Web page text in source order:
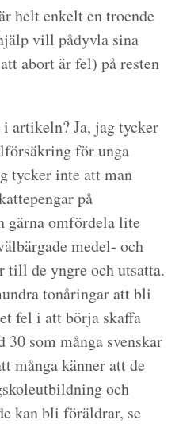
helt enkelt en troende
vill pådyvla sina
abort är fel) på resten
artikeln? Ja, jag tycker
för unga
tycker inte att man
på
gärna omfördela lite
medel- och
till de yngre och utsatta.
tonåringar att bli
fel i att börja skaffa
som många svenskar
många känner att de
och
kan bli föräldrar, se